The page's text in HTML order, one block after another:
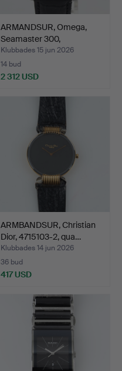
ARMANDSUR, Omega,
Seamaster 300,
automatis…
Klubbades 15 jun 2026
14 bud
2 312 USD
ARMBANDSUR, Christian
Dior, 4715103-2, qua…
Klubbades 14 jun 2026
36 bud
417 USD